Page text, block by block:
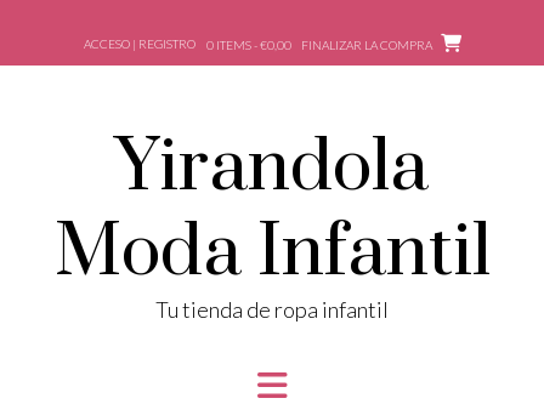
ACCESO | REGISTRO 0 ITEMS - €0,00 FINALIZAR LA COMPRA
Yirandola
Moda Infantil
Tu tienda de ropa infantil